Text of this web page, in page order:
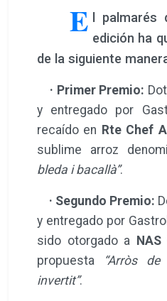
arroz creativo. La
fusionar con
identidad del
jornada, los
deleitarse con la
presenciando el
en tiempo
atmósfera
selectos y